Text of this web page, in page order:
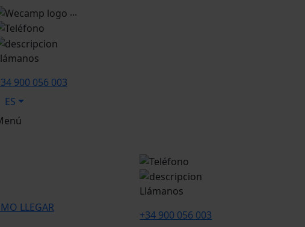
...
900 056 003
ES
LLEGAR
Llámanos
+34 900 056 003